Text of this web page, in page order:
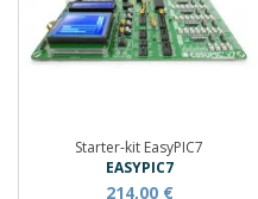
Starter-kit EasyPIC7
EASYPIC7
214,00 €